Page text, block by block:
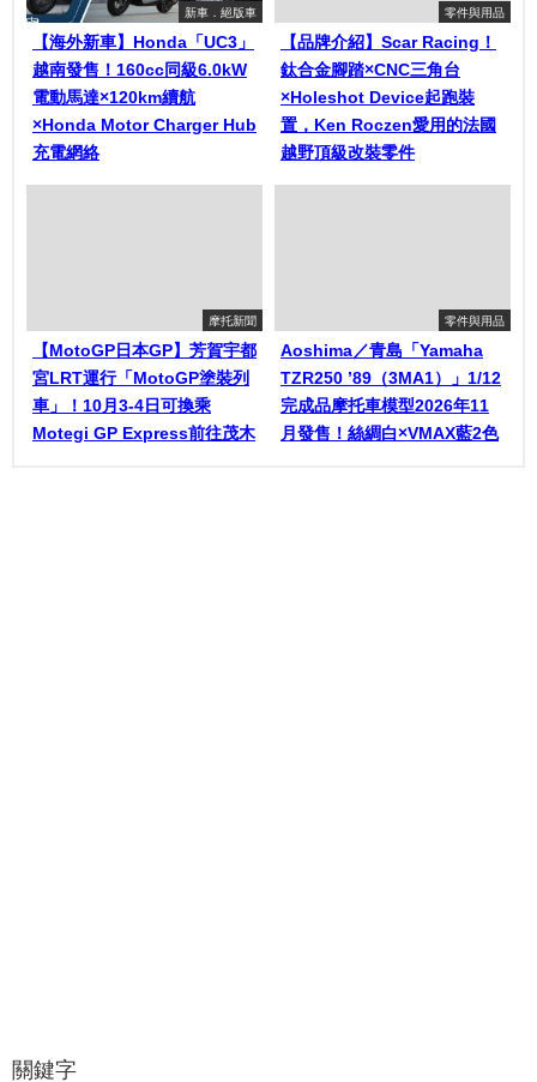
新車．絕版車
【海外新車】Honda「UC3」
越南發售！160cc同級6.0kW
電動馬達×120km續航
×Honda Motor Charger Hub
充電網絡
零件與用品
【品牌介紹】Scar Racing！
鈦合金腳踏×CNC三角台
×Holeshot Device起跑裝
置，Ken Roczen愛用的法國
越野頂級改裝零件
摩托新聞
【MotoGP日本GP】芳賀宇都
宮LRT運行「MotoGP塗裝列
車」！10月3-4日可換乘
Motegi GP Express前往茂木
零件與用品
Aoshima／青島「Yamaha
TZR250 ’89（3MA1）」1/12
完成品摩托車模型2026年11
月發售！絲綢白×VMAX藍2色
關鍵字